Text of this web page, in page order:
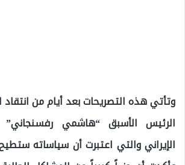
وتأتي هذه التصريحات بعد أيام من انتقاد
الرئيس الأسبق “هاشمي رفسنجاني”
الإيراني والتي اعتبرت أن سياساته